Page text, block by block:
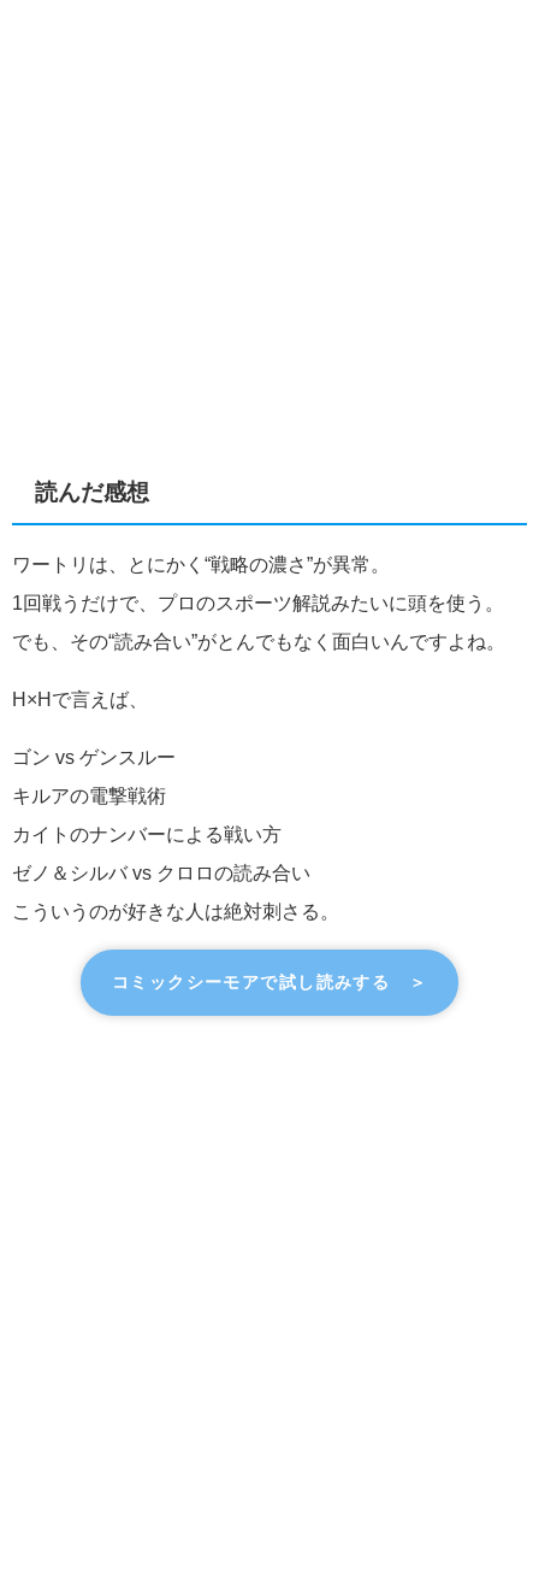
読んだ感想
ワートリは、とにかく“戦略の濃さ”が異常。
1回戦うだけで、プロのスポーツ解説みたいに頭を使う。
でも、その“読み合い”がとんでもなく面白いんですよね。
H×Hで言えば、
ゴン vs ゲンスルー
キルアの電撃戦術
カイトのナンバーによる戦い方
ゼノ＆シルバ vs クロロの読み合い
こういうのが好きな人は絶対刺さる。
コミックシーモアで試し読みする ＞